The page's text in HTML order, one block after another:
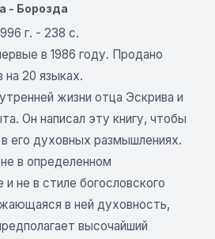
- Борозда
г. - 238 с.
в 1986 году. Продано
на 20 языках.
жизни отца Эскрива и
Он написал эту книгу, чтобы
его духовных размышлениях.
в определенном
не в стиле богословского
в ней духовность,
высочайший